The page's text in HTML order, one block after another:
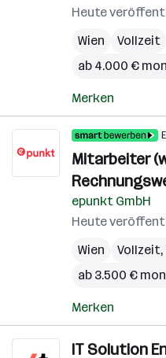
Heute
Wien
Vollzeit
ab 4.000 €
Merken
Mitarbeiter
epunkt GmbH
Heute
Wien
ab 3.500 €
Merken
IT Solution